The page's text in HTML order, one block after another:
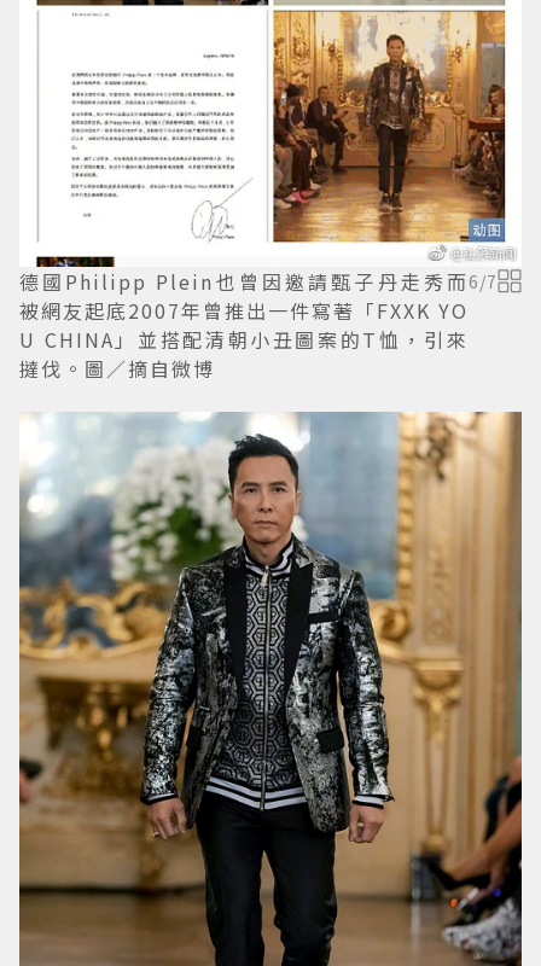
德國Philipp Plein也曾因邀請甄子丹走秀而
被網友起底2007年曾推出一件寫著「FXXK YO
U CHINA」並搭配清朝小丑圖案的T恤，引來
撻伐。圖／摘自微博
6/7